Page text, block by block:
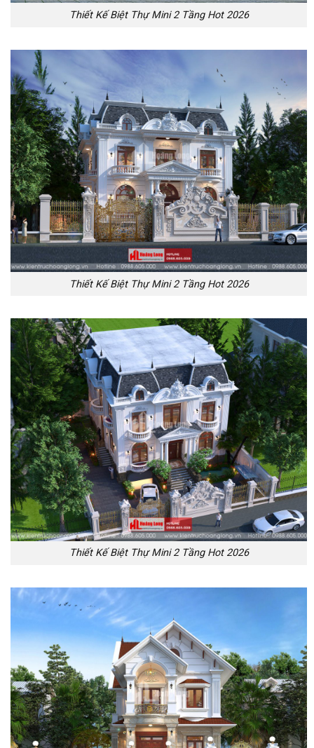
Thiết Kế Biệt Thự Mini 2 Tầng Hot 2026
Thiết Kế Biệt Thự Mini 2 Tầng Hot 2026
Thiết Kế Biệt Thự Mini 2 Tầng Hot 2026